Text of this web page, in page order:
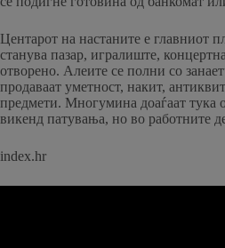
Центарот на настаните е главниот
станува пазар, игралиште,
отворено. Алеите се полни со
продаваат уметност, накит,
предмети. Многумина доаѓаат тука
викенд патувања, но во работните
index.hr